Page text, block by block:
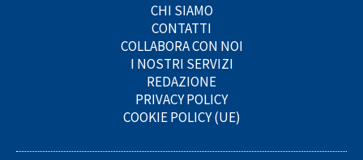
CHI SIAMO
CONTATTI
COLLABORA CON NOI
I NOSTRI SERVIZI
REDAZIONE
PRIVACY POLICY
COOKIE POLICY (UE)